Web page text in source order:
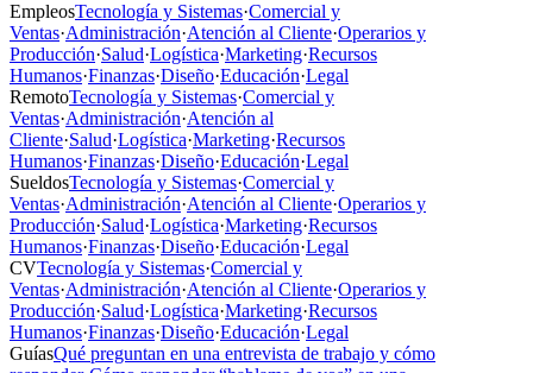
EmpleosTecnología y Sistemas·Comercial y
Ventas·Administración·Atención al Cliente·Operarios y
Producción·Salud·Logística·Marketing·Recursos
Humanos·Finanzas·Diseño·Educación·Legal
RemotoTecnología y Sistemas·Comercial y
Ventas·Administración·Atención al
Cliente·Salud·Logística·Marketing·Recursos
Humanos·Finanzas·Diseño·Educación·Legal
SueldosTecnología y Sistemas·Comercial y
Ventas·Administración·Atención al Cliente·Operarios y
Producción·Salud·Logística·Marketing·Recursos
Humanos·Finanzas·Diseño·Educación·Legal
CVTecnología y Sistemas·Comercial y
Ventas·Administración·Atención al Cliente·Operarios y
Producción·Salud·Logística·Marketing·Recursos
Humanos·Finanzas·Diseño·Educación·Legal
GuíasQué preguntan en una entrevista de trabajo y cómo